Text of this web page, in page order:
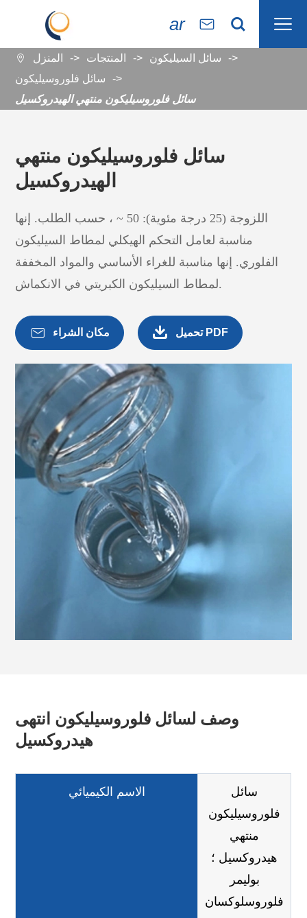
ar   
 المنزل المنتجات
سائل السيليكون
سائل فلوروسيليكون
سائل فلوروسيليكون منتهي الهيدروكسيل
سائل فلوروسيليكون منتهي
الهيدروكسيل
اللزوجة (25 درجة مئوية): 50 ~ ، حسب الطلب. إنها
مناسبة لعامل التحكم الهيكلي لمطاط السيليكون
الفلوري. إنها مناسبة للغراء الأساسي والمواد المخففة
لمطاط السيليكون الكبريتي في الانكماش.
 مكان الشراء  تحميل PDF
وصف لسائل فلوروسيليكون انتهى
هيدروكسيل
الاسم الكيميائي
سائل
فلوروسيليكون
منتهي
هيدروكسيل ؛
بوليمر
فلوروسلوكسان